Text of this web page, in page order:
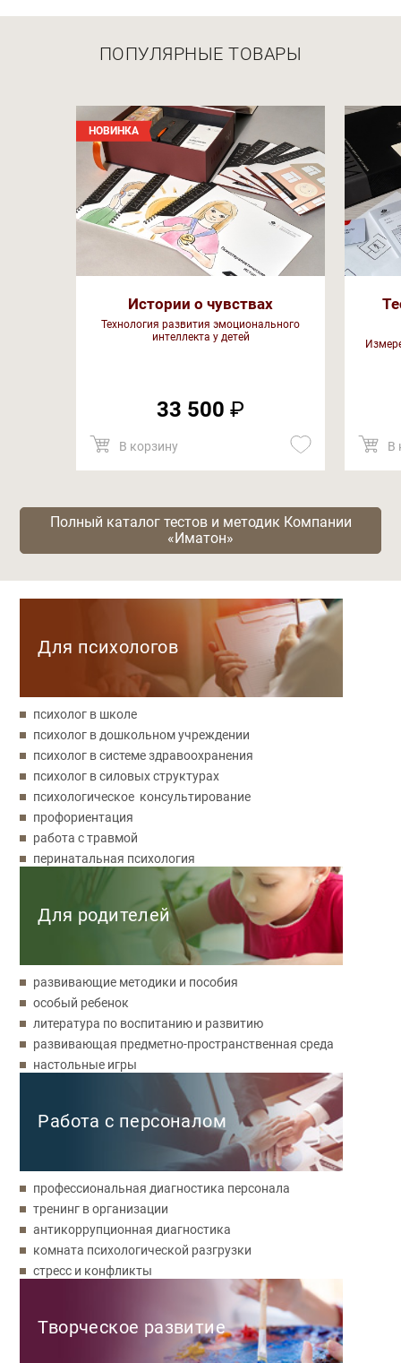
ПОПУЛЯРНЫЕ ТОВАРЫ
НОВИНКА
Истории о чувствах
Технология развития эмоционального
интеллекта у детей
33 500 ₽
В корзину В
Полный каталог тестов и методик Компании
«Иматон»
Для психологов
психолог в школе
психолог в дошкольном учреждении
психолог в системе здравоохранения
психолог в силовых структурах
психологическое консультирование
профориентация
работа с травмой
перинатальная психология
Для родителей
развивающие методики и пособия
особый ребенок
литература по воспитанию и развитию
развивающая предметно-пространственная среда
настольные игры
Работа с персоналом
профессиональная диагностика персонала
тренинг в организации
антикоррупционная диагностика
комната психологической разгрузки
стресс и конфликты
Творческое развитие